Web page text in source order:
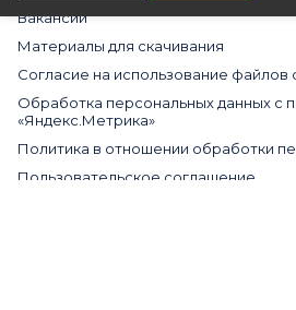
Вакансии
Материалы для скачивания
Cогласие на использование файлов
Обработка персональных данных с
«Яндекс.Метрика»
Политика в отношении обработки
Пользовательское соглашение